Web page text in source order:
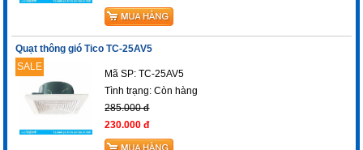
Quạt thông gió Tico TC-25AV5
SALE
Mã SP: TC-25AV5
Tình trạng:Còn hàng
285.000 đ
230.000 đ